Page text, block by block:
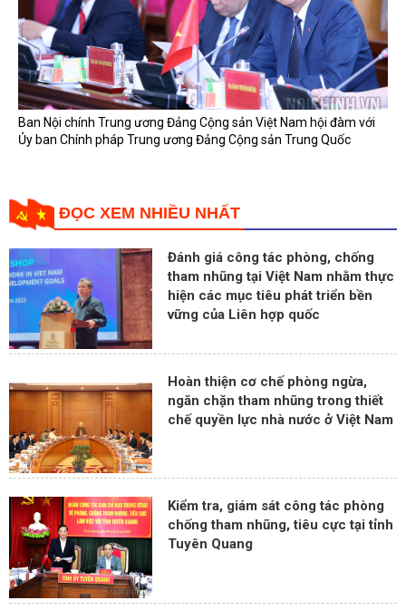
Ban Nội chính Trung ương Đảng Cộng sản Việt Nam hội đàm với
Ủy ban Chính pháp Trung ương Đảng Cộng sản Trung Quốc
ĐỌC XEM NHIỀU NHẤT
Đánh giá công tác phòng, chống
tham nhũng tại Việt Nam nhằm thực
hiện các mục tiêu phát triển bền
vững của Liên hợp quốc
Hoàn thiện cơ chế phòng ngừa,
ngăn chặn tham nhũng trong thiết
chế quyền lực nhà nước ở Việt Nam
Kiểm tra, giám sát công tác phòng
chống tham nhũng, tiêu cực tại tỉnh
Tuyên Quang